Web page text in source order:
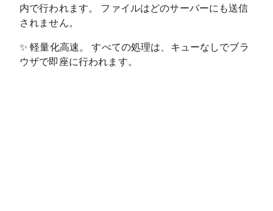
内で行われます。 ファイルはどのサーバーにも送信
されません。
✨軽量化高速。 すべての処理は、キューなしでブラ
ウザで即座に行われます。